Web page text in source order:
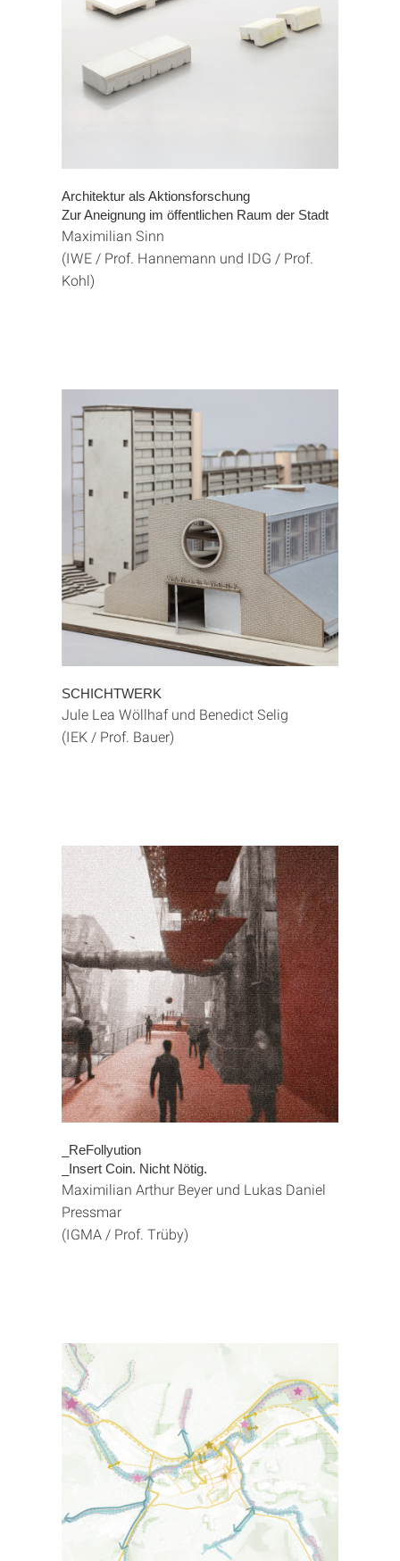
Architektur als Aktionsforschung
Zur Aneignung im öffentlichen Raum der Stadt
Maximilian Sinn
(IWE / Prof. Hannemann und IDG / Prof.
Kohl)
SCHICHTWERK
Jule Lea Wöllhaf und Benedict Selig
(IEK / Prof. Bauer)
_ReFollyution
_Insert Coin. Nicht Nötig.
Maximilian Arthur Beyer und Lukas Daniel
Pressmar
(IGMA / Prof. Trüby)